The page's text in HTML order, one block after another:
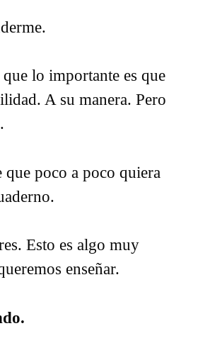
lo importante es que
A su manera. Pero
que poco a poco quiera
Esto es algo muy
enseñar.